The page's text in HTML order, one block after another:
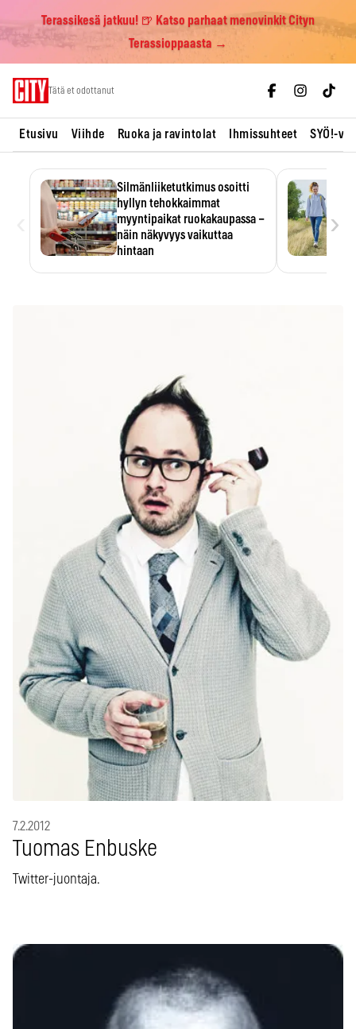
Terassikesä jatkuu! 🍺 Katso parhaat menovinkit Cityn
Terassioppaasta →
Tätä et odottanut
Etusivu Viihde Ruoka ja ravintolat Ihmissuhteet SYÖ!-
Silmänliiketutkimus osoitti
hyllyn tehokkaimmat
myyntipaikat ruokakaupassa –
näin näkyvyys vaikuttaa
hintaan
›
7.2.2012
Tuomas Enbuske
Twitter-juontaja.